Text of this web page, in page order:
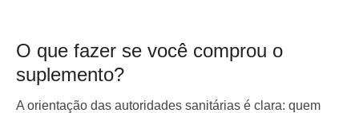
O que fazer se você comprou o
suplemento?
A orientação das autoridades sanitárias é clara: quem